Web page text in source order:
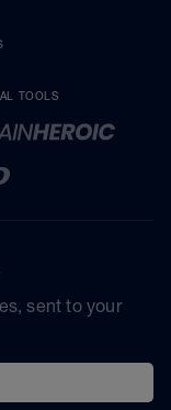
TOOLS
sent to your